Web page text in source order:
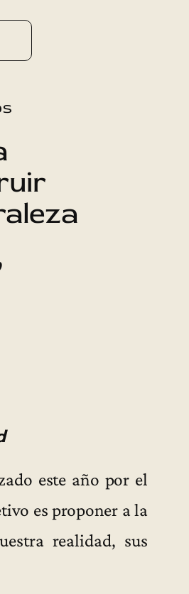
este año por el
es proponer a la
realidad, sus